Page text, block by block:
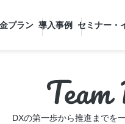
プラン 導入事例 セミナー・
DXの第一歩から推進までを